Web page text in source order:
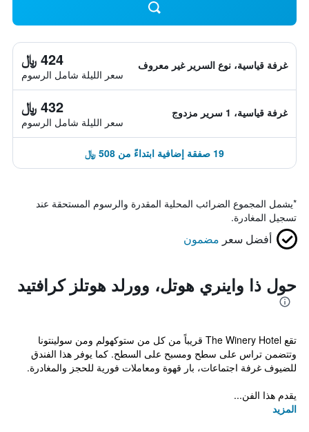
غرفة قياسية، نوع السرير غير معروف 424 ﷼
سعر الليلة شامل الرسوم
غرفة قياسية، 1 سرير مزدوج 432 ﷼
سعر الليلة شامل الرسوم
19 صفقة إضافية ابتداءً من 508 ﷼
*يشمل المجموع الضرائب المحلية المقدرة والرسوم المستحقة عند
تسجيل المغادرة.
أفضل سعر مضمون
حول ذا واينري هوتل، وورلد هوتلز كرافتيد
تقع The Winery Hotel قريباً من كل من ستوكهولم ومن سولينتونا
وتتضمن تراس على سطح ومسبح على السطح. كما يوفر هذا الفندق
للضيوف غرفة اجتماعات، بار قهوة ومعاملات فورية للحجز والمغادرة.
يقدم هذا الفن...
المزيد